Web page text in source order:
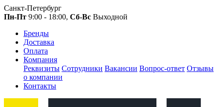
Санкт-Петербург
Пн-Пт 9:00 - 18:00, Сб-Вс Выходной
Бренды
Доставка
Оплата
Компания
Реквизиты Сотрудники Вакансии Вопрос-ответ Отзывы
о компании
Контакты